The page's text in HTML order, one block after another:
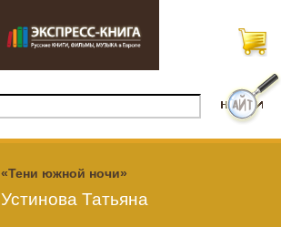
«Тени южной ночи»
Устинова Татьяна